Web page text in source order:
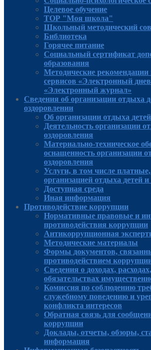
Целевое обучение
ТОР "Моя школа"
Школьный методический
Библиотека
Горячее питание
Социальный сертификат
образования
Методические
сервисов «Электронный
«Электронный журнал»
Сведения об организации отдыха
оздоровлении
Об организации отдыха
Деятельность организации
оздоровления
Материально-техническое
оснащенность организации
оздоровления
Услуги, в том числе
организацией отдыха детей
Доступная среда
Иная информация
Противодействие коррупции
Нормативные правовые и
противодействия коррупции
Антикоррупционная
Методические материалы
Формы документов,
противодействием
Сведения о доходах,
обязательствах
Комиссия по соблюдению
служебному поведению и
конфликта интересов
Обратная связь для
коррупции
Доклады, отчеты, обзоры,
информация